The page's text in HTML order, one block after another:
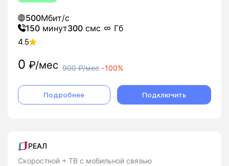
500Мбит/с
150 минут300 смс Гб
4.5
0 ₽/мес 900₽/мес -100%
Подробнее Подключить
РЕАЛ
Скоростной + ТВ с мобильной связью